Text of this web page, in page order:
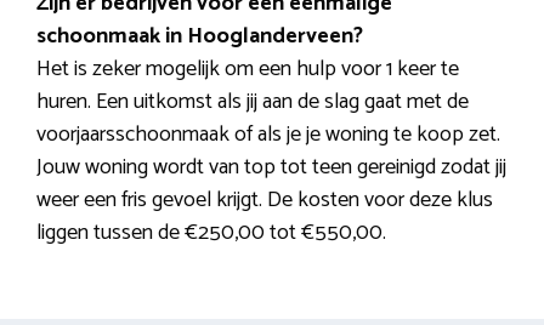
schoonmaak in Hooglanderveen?
Het is zeker mogelijk om een hulp voor 1 keer te
huren. Een uitkomst als jij aan de slag gaat met de
voorjaarsschoonmaak of als je je woning te koop zet.
Jouw woning wordt van top tot teen gereinigd zodat jij
weer een fris gevoel krijgt. De kosten voor deze klus
liggen tussen de €250,00 tot €550,00.